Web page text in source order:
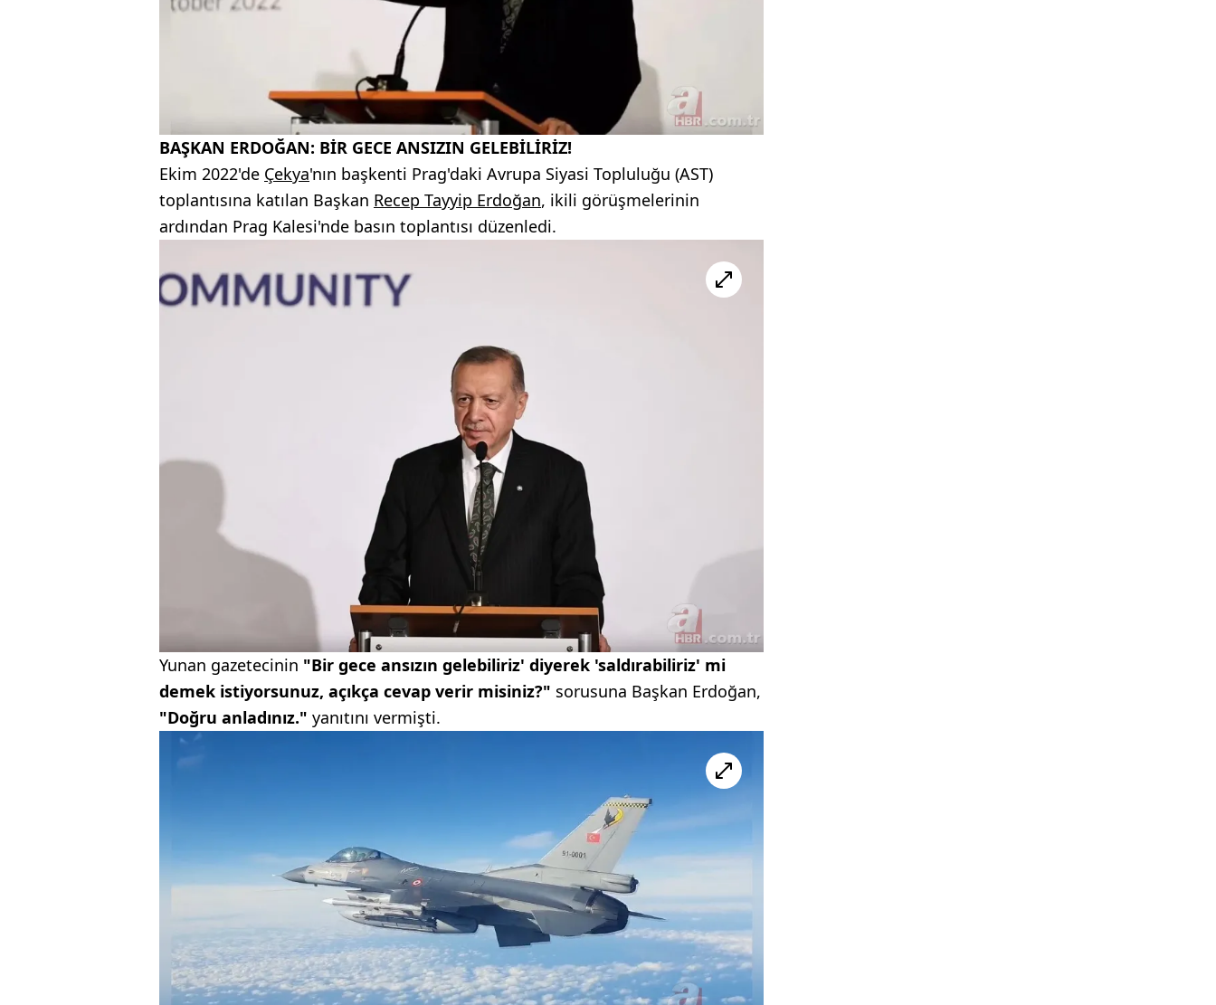
BAŞKAN ERDOĞAN: BİR GECE ANSIZIN GELEBİLİRİZ!
Ekim 2022'de Çekya'nın başkenti Prag'daki Avrupa Siyasi Topluluğu (AST)
toplantısına katılan Başkan Recep Tayyip Erdoğan, ikili görüşmelerinin
ardından Prag Kalesi'nde basın toplantısı düzenledi.
Yunan gazetecinin "Bir gece ansızın gelebiliriz' diyerek 'saldırabiliriz' mi
demek istiyorsunuz, açıkça cevap verir misiniz?" sorusuna Başkan Erdoğan,
"Doğru anladınız." yanıtını vermişti.